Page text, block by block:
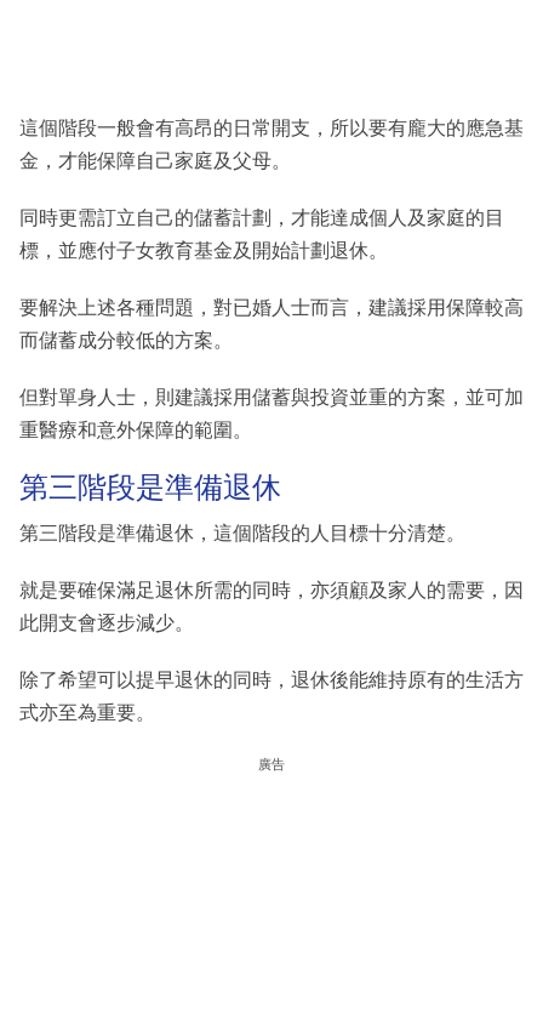
這個階段一般會有高昂的日常開支，所以要有龐大的應急基
金，才能保障自己家庭及父母。
同時更需訂立自己的儲蓄計劃，才能達成個人及家庭的目
標，並應付子女教育基金及開始計劃退休。
要解決上述各種問題，對已婚人士而言，建議採用保障較高
而儲蓄成分較低的方案。
但對單身人士，則建議採用儲蓄與投資並重的方案，並可加
重醫療和意外保障的範圍。
第三階段是準備退休
第三階段是準備退休，這個階段的人目標十分清楚。
就是要確保滿足退休所需的同時，亦須顧及家人的需要，因
此開支會逐步減少。
除了希望可以提早退休的同時，退休後能維持原有的生活方
式亦至為重要。
廣告